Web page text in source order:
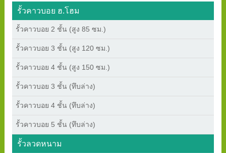
รั้วคาวบอย ฮ.โฮม
รั้วคาวบอย 2 ชั้น (สูง 85 ซม.)
รั้วคาวบอย 3 ชั้น (สูง 120 ซม.)
รั้วคาวบอย 4 ชั้น (สูง 150 ซม.)
รั้วคาวบอย 3 ชั้น (ทึบล่าง)
รั้วคาวบอย 4 ชั้น (ทึบล่าง)
รั้วคาวบอย 5 ชั้น (ทึบล่าง)
รั้วลวดหนาม